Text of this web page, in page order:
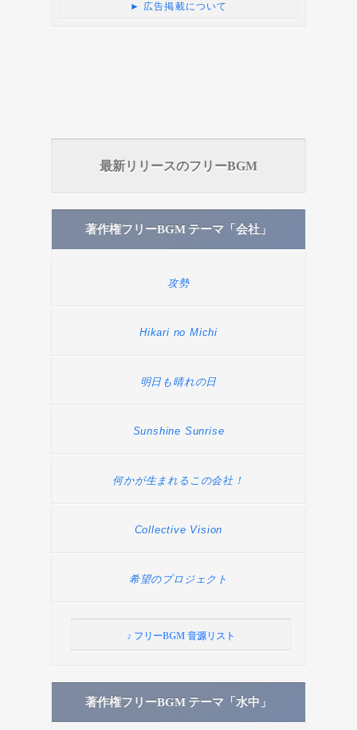
► 広告掲載について
最新リリースのフリーBGM
著作権フリーBGM テーマ「会社」
攻勢
Hikari no Michi
明日も晴れの日
Sunshine Sunrise
何かが生まれるこの会社！
Collective Vision
希望のプロジェクト
♪ フリーBGM 音源リスト
著作権フリーBGM テーマ「水中」